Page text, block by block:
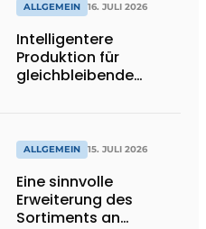
ALLGEMEIN 16. JULI 2026
Intelligentere
Produktion für
gleichbleibende
ALLGEMEIN 15. JULI 2026
Eine sinnvolle
Erweiterung des
Sortiments an